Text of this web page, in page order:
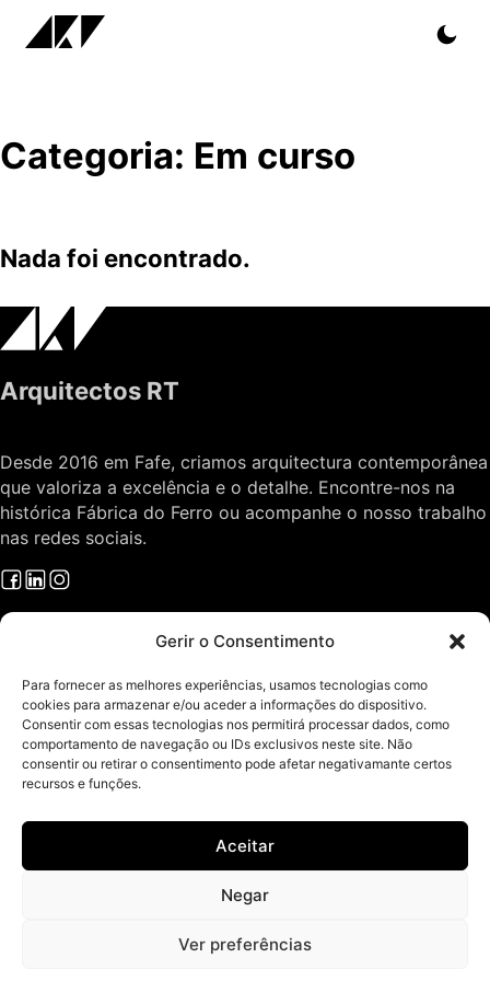
Gerir o Consentimento
Para fornecer as melhores experiências, usamos tecnologias como
cookies para armazenar e/ou aceder a informações do dispositivo.
Consentir com essas tecnologias nos permitirá processar dados, como
comportamento de navegação ou IDs exclusivos neste site. Não
consentir ou retirar o consentimento pode afetar negativamante certos
recursos e funções.
Aceitar
Negar
Ver preferências
Categoria: Em curso
Nada foi encontrado.
Arquitectos RT
Desde 2016 em Fafe, criamos arquitectura contemporânea
que valoriza a excelência e o detalhe. Encontre-nos na
histórica Fábrica do Ferro ou acompanhe o nosso trabalho
nas redes sociais.
O Gabinete
Sobre Arquitectura
Contactos
Áreas de Serviço
Política de Privacidade
Isenção de Responsabilidade
Imprint
Todos os direitos reservados © ArquitectosRT - Arquitetura e Design